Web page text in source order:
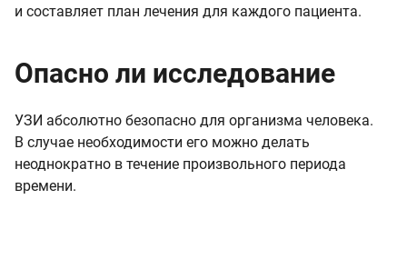
и составляет план лечения для каждого пациента.
Опасно ли исследование
УЗИ абсолютно безопасно для организма человека.
В случае необходимости его можно делать
неоднократно в течение произвольного периода
времени.